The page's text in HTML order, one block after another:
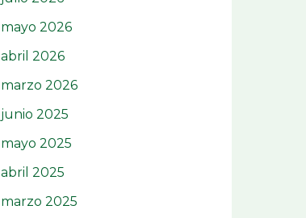
mayo 2026
abril 2026
marzo 2026
junio 2025
mayo 2025
abril 2025
marzo 2025